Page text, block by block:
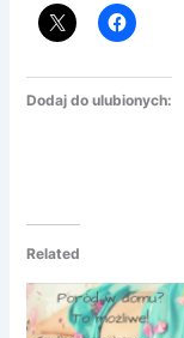
Dodaj do ulubionych:
Related